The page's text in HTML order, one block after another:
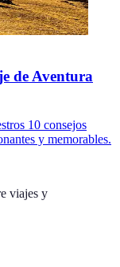
de Aventura
10 consejos
y memorables.
viajes y